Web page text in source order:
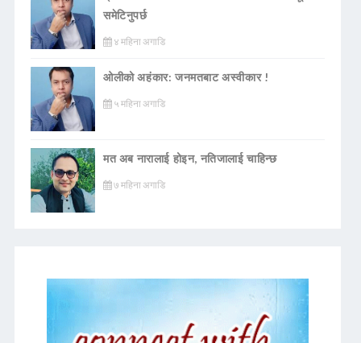
समेटिनुपर्छ
४ महिना अगाडि
ओलीको अहंकार: जनमतबाट अस्वीकार !
५ महिना अगाडि
मत अब नारालाई होइन, नतिजालाई चाहिन्छ
७ महिना अगाडि